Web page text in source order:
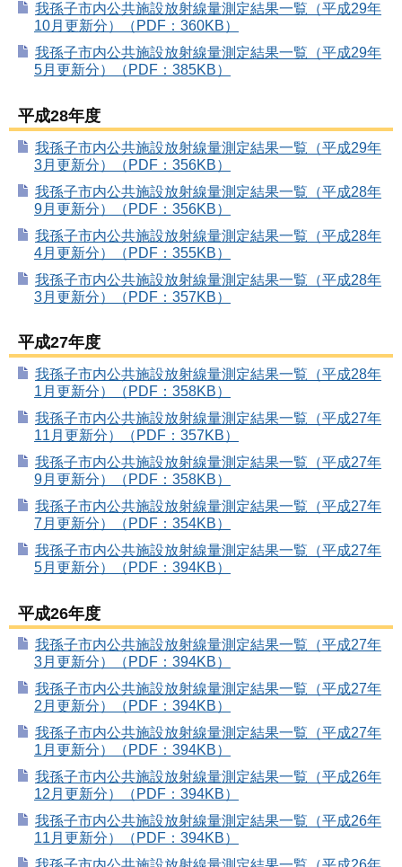
我孫子市内公共施設放射線量測定結果一覧（平成29年
10月更新分）（PDF：360KB）
我孫子市内公共施設放射線量測定結果一覧（平成29年
5月更新分）（PDF：385KB）
平成28年度
我孫子市内公共施設放射線量測定結果一覧（平成29年
3月更新分）（PDF：356KB）
我孫子市内公共施設放射線量測定結果一覧（平成28年
9月更新分）（PDF：356KB）
我孫子市内公共施設放射線量測定結果一覧（平成28年
4月更新分）（PDF：355KB）
我孫子市内公共施設放射線量測定結果一覧（平成28年
3月更新分）（PDF：357KB）
平成27年度
我孫子市内公共施設放射線量測定結果一覧（平成28年
1月更新分）（PDF：358KB）
我孫子市内公共施設放射線量測定結果一覧（平成27年
11月更新分）（PDF：357KB）
我孫子市内公共施設放射線量測定結果一覧（平成27年
9月更新分）（PDF：358KB）
我孫子市内公共施設放射線量測定結果一覧（平成27年
7月更新分）（PDF：354KB）
我孫子市内公共施設放射線量測定結果一覧（平成27年
5月更新分）（PDF：394KB）
平成26年度
我孫子市内公共施設放射線量測定結果一覧（平成27年
3月更新分）（PDF：394KB）
我孫子市内公共施設放射線量測定結果一覧（平成27年
2月更新分）（PDF：394KB）
我孫子市内公共施設放射線量測定結果一覧（平成27年
1月更新分）（PDF：394KB）
我孫子市内公共施設放射線量測定結果一覧（平成26年
12月更新分）（PDF：394KB）
我孫子市内公共施設放射線量測定結果一覧（平成26年
11月更新分）（PDF：394KB）